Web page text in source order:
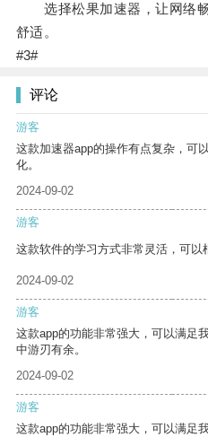
选择松果加速器，让网络畅
舒适。
#3#
评论
游客
这款加速器app的操作有点复杂，可
化。
2024-09-02
游客
这款软件的学习方式非常灵活，可以
2024-09-02
游客
这款app的功能非常强大，可以满足
中游刃有余。
2024-09-02
游客
这款app的功能非常强大，可以满足